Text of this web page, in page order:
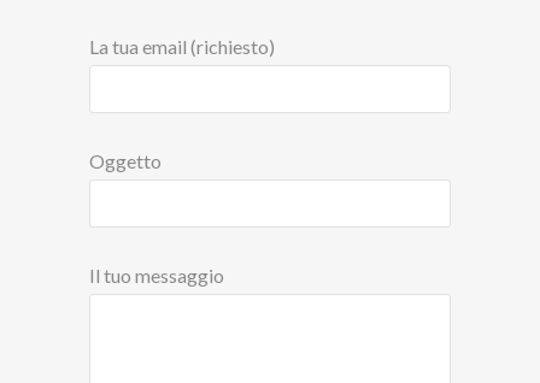
La tua email (richiesto)
Oggetto
Il tuo messaggio